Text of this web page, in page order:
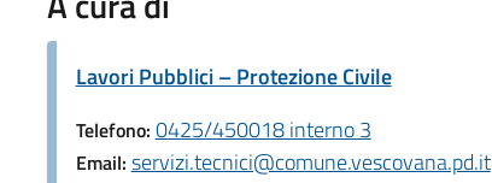
Lavori Pubblici – Protezione Civile
Telefono: 0425/450018 interno 3
Email: servizi.tecnici@comune.vescovana.pd.it